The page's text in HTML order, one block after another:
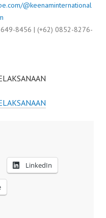
@keenaminternational
8456 | (+62) 0852-8276-
LinkedIn